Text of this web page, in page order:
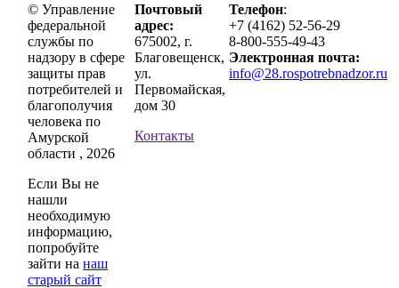
© Управление
федеральной
службы по
надзору в сфере
защиты прав
потребителей и
благополучия
человека по
Амурской
области , 2026
Если Вы не
нашли
необходимую
информацию,
попробуйте
зайти на наш
старый сайт
Почтовый
адрес:
675002, г.
Благовещенск,
ул.
Первомайская,
дом 30
Контакты
Телефон:
+7 (4162) 52-56-29
8-800-555-49-43
Электронная почта:
info@28.rospotrebnadzor.ru